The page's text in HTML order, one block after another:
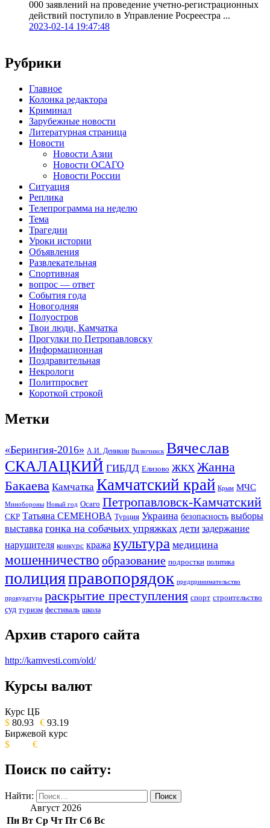
000 заявлений на проведение учетно-регистрационных
действий поступило в Управление Росреестра ...
2023-02-14 19:47:48
Рубрики
Главное
Колонка редактора
Криминал
Зарубежные новости
Литературная страница
Новости
Новости Азии
Новости ОСАГО
Новости России
Ситуация
Реплика
Телепрограмма на неделю
Тема
Трагедии
Уроки истории
Объявления
Развлекательная
Спортивная
вопрос — ответ
События года
Новогодняя
Полуостров
Твои люди, Камчатка
Прогулки по Петропавловску
Информационная
Поздравительная
Некрологи
Политпросвет
Короткой строкой
Метки
«Берингия-2016» А.И. Деникин Вилючинск Вячеслав
СКАЛАЦКИЙ ГИБДД Елизово ЖКХ Жанна
Бакаева Камчатка Камчатский край Крым МЧС
Минобороны Новый год Осаго Петропавловск-Камчатский
СКР Татьяна СЕМЕНОВА Турция Украина безопасность выборы
выставка гонка на собачьих упряжках дети задержание
нарушителя конкурс кража культура медицина
мошенничество образование подростки политика
полицияправопорядок предпринимательство
прокуратура раскрытие преступления спорт строительство
суд туризм фестиваль школа
Архив старого сайта
http://kamvesti.com/old/
ОБЩЕСТВЕННО-ПОЛИТИЧЕСКОЕ
ИЗДАНИЕ КАМЧАТСКОГО КРАЯ.
Курсы валют
Курс ЦБ
$ 80.93 € 93.19
Биржевой курс
$
€
Поиск по сайту:
Найти:
Август 2026
Пн Вт Ср Чт Пт Сб Вс